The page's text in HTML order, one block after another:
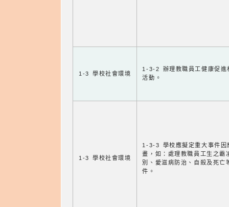
1-3 學校社會環境
1-3-2 辦理教職員工健康促進
活動。
1-3 學校社會環境
1-3-3 學校應擬定重大事件因
畫，如：處理教職員工生之霸
別、愛滋病防治、自殺及死亡
件。